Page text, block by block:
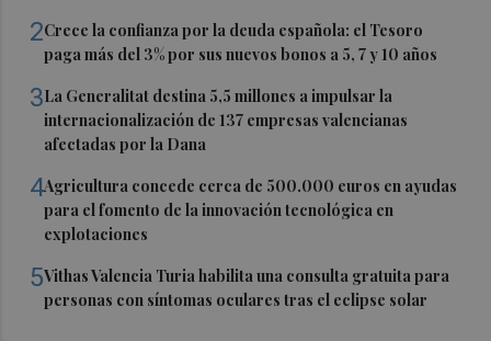
2Crece la confianza por la deuda española: el Tesoro
paga más del 3% por sus nuevos bonos a 5, 7 y 10 años
3La Generalitat destina 5,5 millones a impulsar la
internacionalización de 137 empresas valencianas
afectadas por la Dana
4Agricultura concede cerca de 500.000 euros en ayudas
para el fomento de la innovación tecnológica en
explotaciones
5Vithas Valencia Turia habilita una consulta gratuita para
personas con síntomas oculares tras el eclipse solar